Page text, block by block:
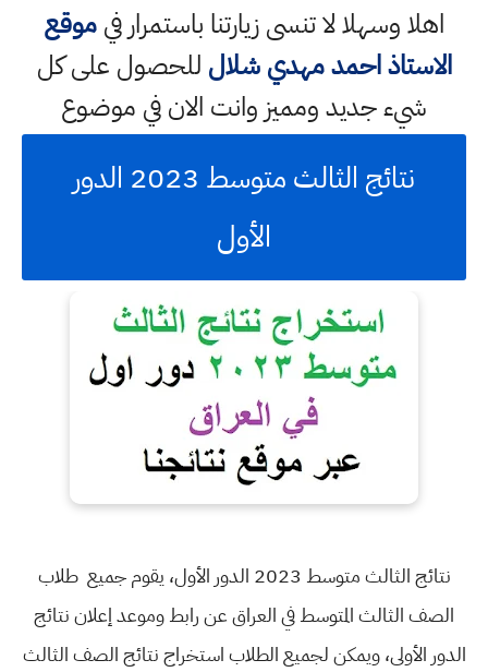
اهلا وسهلالا تنسى زيارتنا باستمرار فيموقع
الاستاذ احمد مهدي شلال للحصول على كل
شيء جديد ومميز وانت الان في موضوع
نتائج الثالث متوسط 2023 الدور
الأول
نتائج الثالث متوسط 2023 الدور الأول، يقوم جميع طلاب
الصف الثالث المتوسط في العراق عن رابط وموعد إعلان نتائج
الدور الأولى، ويمكن لجميع الطلاب استخراج نتائج الصف الثالث